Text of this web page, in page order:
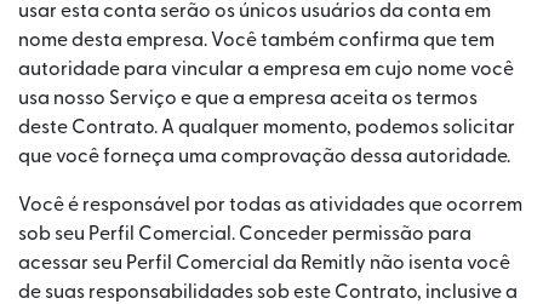
usar esta conta serão os únicos usuários da conta em
nome desta empresa. Você também confirma que tem
autoridade para vincular a empresa em cujo nome você
usa nosso Serviço e que a empresa aceita os termos
deste Contrato. A qualquer momento, podemos solicitar
que você forneça uma comprovação dessa autoridade.
Você é responsável por todas as atividades que ocorrem
sob seu Perfil Comercial. Conceder permissão para
acessar seu Perfil Comercial da Remitly não isenta você
de suas responsabilidades sob este Contrato, inclusive a